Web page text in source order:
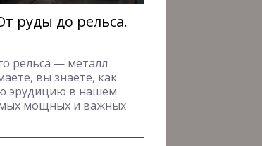
руды до рельса.
рельса — металл
вы знаете, как
эрудицию в нашем
мощных и важных